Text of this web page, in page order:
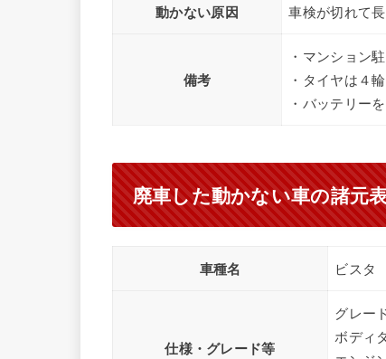
動かない原因 車検が切れて
備考
・マンション
・タイヤは４
・バッテリー
廃車した動かない車の諸元
車種名 ビスタ
仕様・グレード等
グレー
ボディ